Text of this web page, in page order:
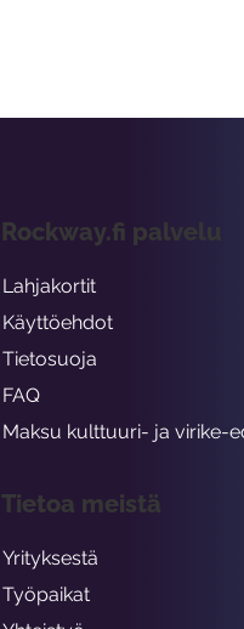
Rockway.fi palvelu
Lahjakortit
Käyttöehdot
Tietosuoja
FAQ
Maksu kulttuuri- ja virike-
Tietoa meistä
Yrityksestä
Työpaikat